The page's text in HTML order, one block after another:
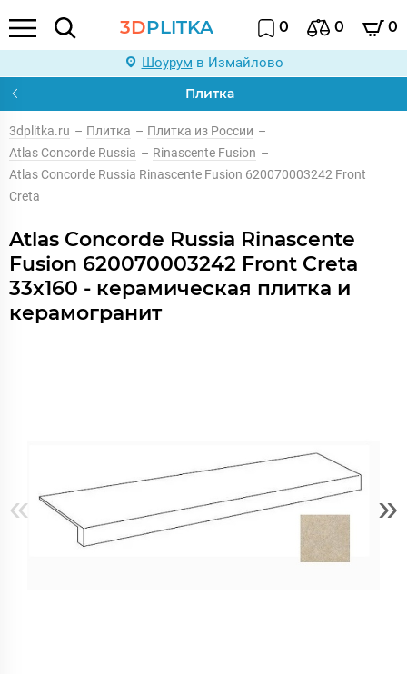
3DPLITKA 0 0 0
Шоурум в Измайлово
Плитка
3dplitka.ru – Плитка – Плитка из России –
Atlas Concorde Russia – Rinascente Fusion –
Atlas Concorde Russia Rinascente Fusion 620070003242 Front
Creta
Atlas Concorde Russia Rinascente
Fusion 620070003242 Front Creta
33x160 - керамическая плитка и
керамогранит
« »